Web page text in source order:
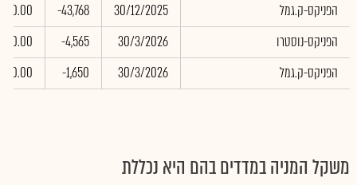
הפניקס-ק.גמל 30/12/2025
-43,768
0.00
הפניקס-נוסטרו
30/3/2026
-4,565
0.00
הפניקס-ק.גמל
30/3/2026
-1,650
0.00
משקל המניה במדדים בהם היא נכללת